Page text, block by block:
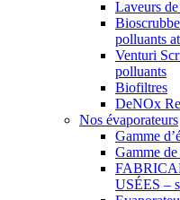
Laveurs
polluants
Venturi
polluants
Biofiltres
DeNOx
Nos évaporateurs
Gamme
Gamme
USÉES –